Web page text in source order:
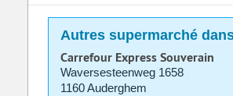
Autres supermarché
Carrefour Express Souverain
Waversesteenweg 1658
1160 Auderghem